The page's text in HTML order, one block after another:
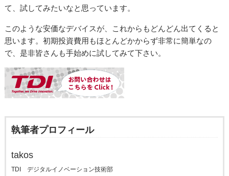
て、試してみたいなと思っています。
このような安価なデバイスが、これからもどんどん出てくると
思います。初期投資費用もほとんどかからず非常に簡単なの
で、是非皆さんも手始めに試してみて下さい。
執筆者プロフィール
takos
TDI デジタルイノベーション技術部